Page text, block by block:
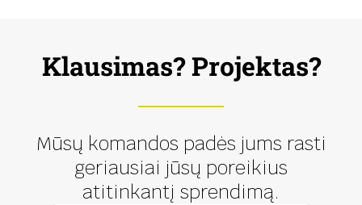
Klausimas? Projektas?
Mūsų komandos padės jums rasti
geriausiai jūsų poreikius
atitinkantį sprendimą.